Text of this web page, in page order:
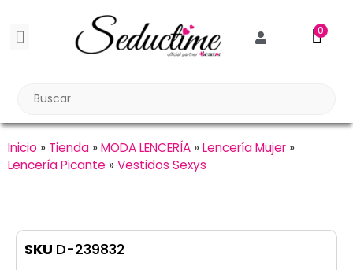
0
Inicio » Tienda »MODA LENCERÍA »Lencería Mujer »
Lencería Picante »Vestidos Sexys
SKU D-239832